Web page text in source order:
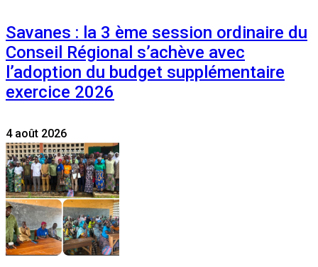
Savanes : la 3 ème session ordinaire du
Conseil Régional s’achève avec
l’adoption du budget supplémentaire
exercice 2026
4 août 2026